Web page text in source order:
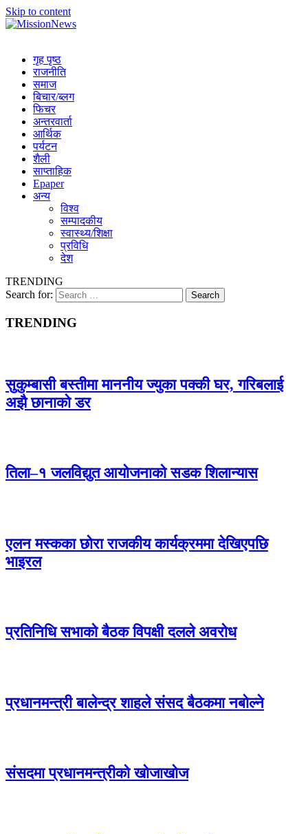
Skip to content
गृह पृष्ठ
राजनीति
समाज
बिचार/ब्लग
फिचर
अन्तरवार्ता
आर्थिक
पर्यटन
शैली
साप्ताहिक
Epaper
अन्य
विश्व
सम्पादकीय
स्वास्थ्य/शिक्षा
प्रविधि
देश
TRENDING
Search for:
TRENDING
सुकुम्बासी बस्तीमा माननीय ज्युका पक्की घर, गरिबलाई
अझै छानाको डर
तिला–१ जलविद्युत आयोजनाको सडक शिलान्यास
एलन मस्कका छोरा राजकीय कार्यक्रममा देखिएपछि
भाइरल
प्रतिनिधि सभाको बैठक विपक्षी दलले अवरोध
प्रधानमन्त्री बालेन्द्र शाहले संसद बैठकमा नबोल्ने
संसदमा प्रधानमन्त्रीको खोजाखोज